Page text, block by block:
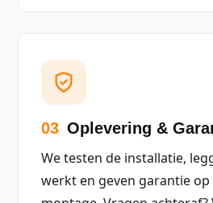
03 Oplevering &
We testen de installatie,
werkt en geven garantie